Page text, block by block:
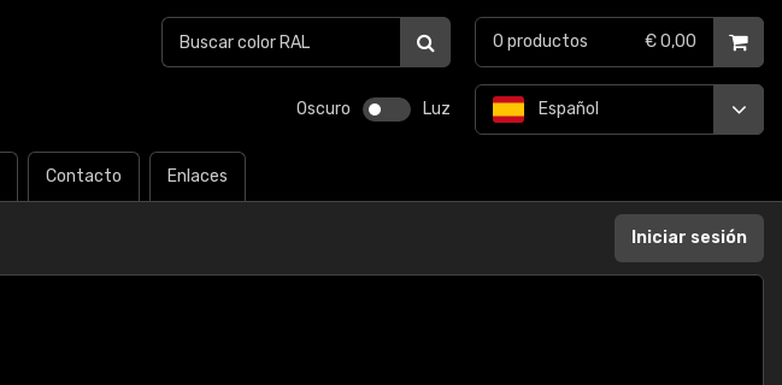
Oscuro Luz
Contacto Enlaces
Español
0 productos € 0,00
Iniciar sesión